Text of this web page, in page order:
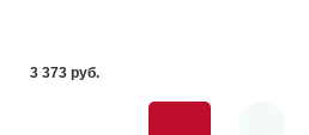
3 373 pуб.